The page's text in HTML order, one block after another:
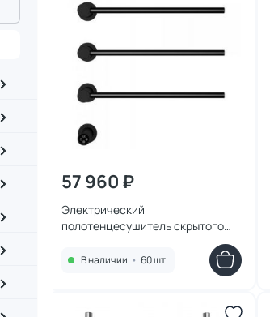
57 960 ₽
Электрический
полотенцесушитель скрытого
монтажа Wonzon & Woghand WW-
AL314-MB Черный
В наличии • 60 шт.